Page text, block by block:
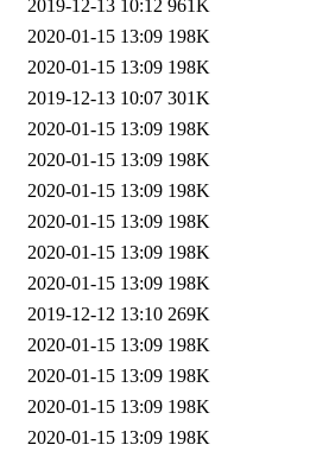
2019-12-13 10:12 961K
2020-01-15 13:09 198K
2020-01-15 13:09 198K
2019-12-13 10:07 301K
2020-01-15 13:09 198K
2020-01-15 13:09 198K
2020-01-15 13:09 198K
2020-01-15 13:09 198K
2020-01-15 13:09 198K
2020-01-15 13:09 198K
2019-12-12 13:10 269K
2020-01-15 13:09 198K
2020-01-15 13:09 198K
2020-01-15 13:09 198K
2020-01-15 13:09 198K